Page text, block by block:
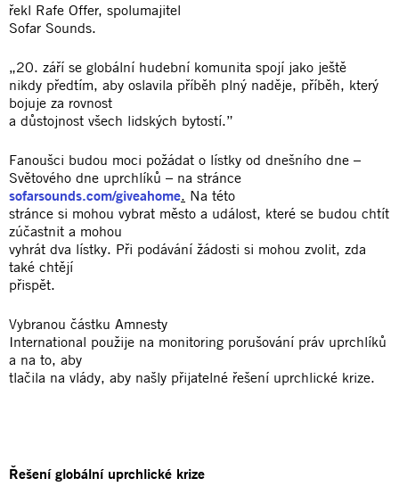
řekl Rafe Offer, spolumajitel
Sofar Sounds.
„20. září se globální hudební komunita spojí jako ještě
nikdy předtím, aby oslavila příběh plný naděje, příběh, který
bojuje za rovnost
a důstojnost všech lidských bytostí.”
Fanoušci budou moci požádat o lístky od dnešního dne –
Světového dne uprchlíků – na stránce
sofarsounds.com/giveahome. Na této
stránce si mohou vybrat město a událost, které se budou chtít
zúčastnit a mohou
vyhrát dva lístky. Při podávání žádosti si mohou zvolit, zda
také chtějí
přispět.
Vybranou částku Amnesty
International použije na monitoring porušování práv uprchlíků
a na to, aby
tlačila na vlády, aby našly přijatelné řešení uprchlické krize.
Řešení globální uprchlické krize